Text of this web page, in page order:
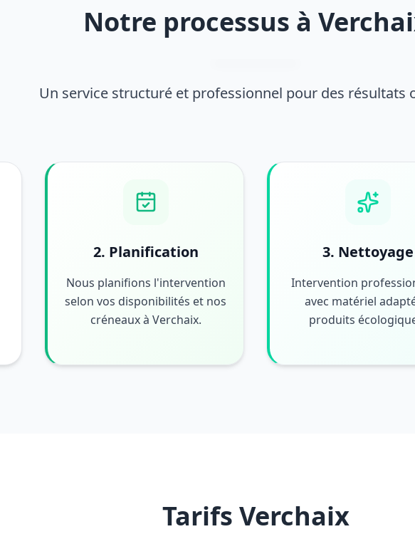
Notre processus à
Un service structuré et professionnel pour des résultats
2. Planification
Nous planifions l'intervention
selon vos disponibilités et nos
créneaux à Verchaix.
3. Nettoyage
Intervention
avec matériel
produits
Tarifs Verchaix